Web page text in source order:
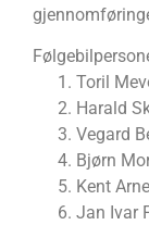
Toril
Harald
Vegard
Bjørn
Kent
Jan Ivar